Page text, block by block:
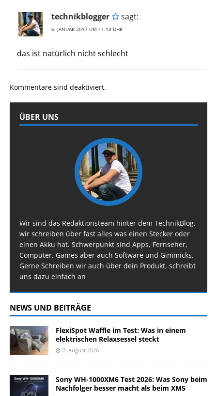
technikblogger sagt:
6. JANUAR 2017 UM 11:10 UHR
das ist natürlich nicht schlecht
Kommentare sind deaktiviert.
ÜBER UNS
Wir sind das Redaktionsteam hinter dem TechnikBlog,
wir schreiben über fast alles was einen Stecker oder
einen Akku hat. Schwerpunkt sind Apps, Fernseher,
Computer, Games aber auch Software und Gimmicks.
Gerne Schreiben wir auch über dein Produkt, schreibt
uns dazu einfach an
NEWS UND BEITRÄGE
FlexiSpot Waffle im Test: Was in einem
elektrischen Relaxsessel steckt
7. August 2026
Sony WH-1000XM6 Test 2026: Was Sony beim
Nachfolger besser macht als beim XM5